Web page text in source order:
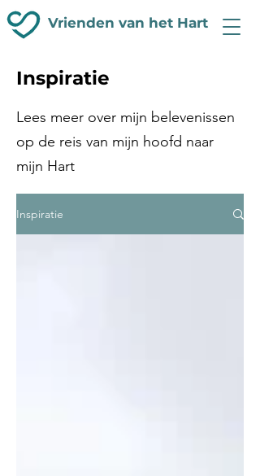
Vrienden van het Hart
Inspiratie
Lees meer over mijn belevenissen
op de reis van mijn hoofd naar
mijn Hart
Inspiratie